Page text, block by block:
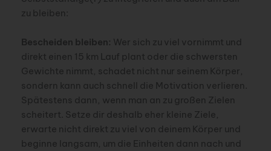
zu bleiben:
Bescheiden bleiben: Wer sich zu viel vornimmt und
direkt einen 15 km Lauf plant oder die schwersten
Gewichte nimmt, schadet nicht nur seinem Körper,
sondern kann auch schnell die Motivation verlieren.
Spätestens dann, wenn man an zu großen Zielen
scheitert. Setze dir deshalb eher kleine Ziele,
erwarte nicht direkt zu viel von deinem Körper und
beginne langsam, um die Einheiten dann nach und